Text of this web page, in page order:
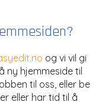
og vi vil gi
ny hjemmeside til
til oss, eller be
eller har tid til å